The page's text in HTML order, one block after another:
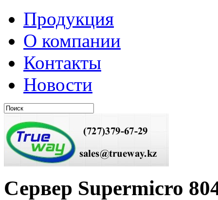
Продукция
О компании
Контакты
Новости
Сервер Supermicro